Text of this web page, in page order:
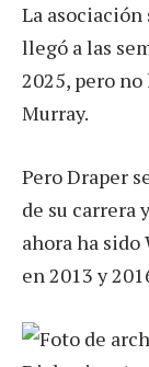
La
llegó a las
2025, pero
Murray.
Pero Draper
de su carrera
ahora ha
en 2013 y